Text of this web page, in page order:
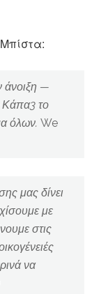
άνοιξη —
Κάπα3 το
όλων. We
μας δίνει
με
στις
να